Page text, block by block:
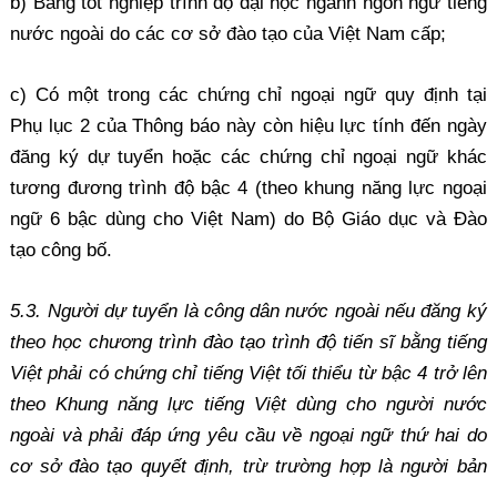
nước ngoài do các cơ sở đào tạo của Việt Nam cấp;
c) Có một trong các chứng chỉ ngoại ngữ quy định tại
Phụ lục 2 của Thông báo này còn hiệu lực tính đến ngày
đăng ký dự tuyển hoặc các chứng chỉ ngoại ngữ khác
tương đương trình độ bậc 4 (theo khung năng lực ngoại
ngữ 6 bậc dùng cho Việt Nam) do Bộ Giáo dục và Đào
tạo công bố.
5.3. Người dự tuyển là công dân nước ngoài nếu đăng ký
theo học chương trình đào tạo trình độ tiến sĩ bằng tiếng
Việt phải có chứng chỉ tiếng Việt tối thiểu từ bậc 4 trở lên
theo Khung năng lực tiếng Việt dùng cho người nước
ngoài và phải đáp ứng yêu cầu về ngoại ngữ thứ hai do
cơ sở đào tạo quyết định, trừ trường hợp là người bản